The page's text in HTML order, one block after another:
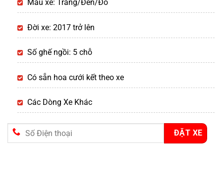
Màu xe: Trắng/Đen/Đỏ
Đời xe: 2017 trở lên
Số ghế ngồi: 5 chỗ
Có sẵn hoa cưới kết theo xe
Các Dòng Xe Khác